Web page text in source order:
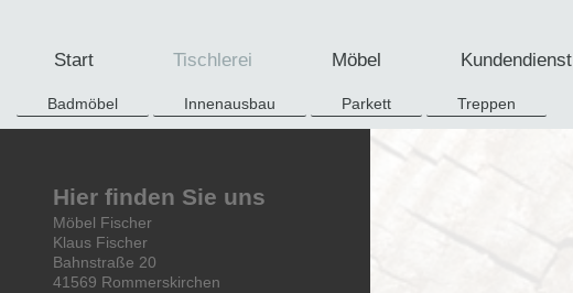
Start Tischlerei Möbel Kundendienst
Badmöbel Innenausbau Parkett Treppen
Hier finden Sie uns
Möbel Fischer
Klaus Fischer
Bahnstraße 20
41569 Rommerskirchen